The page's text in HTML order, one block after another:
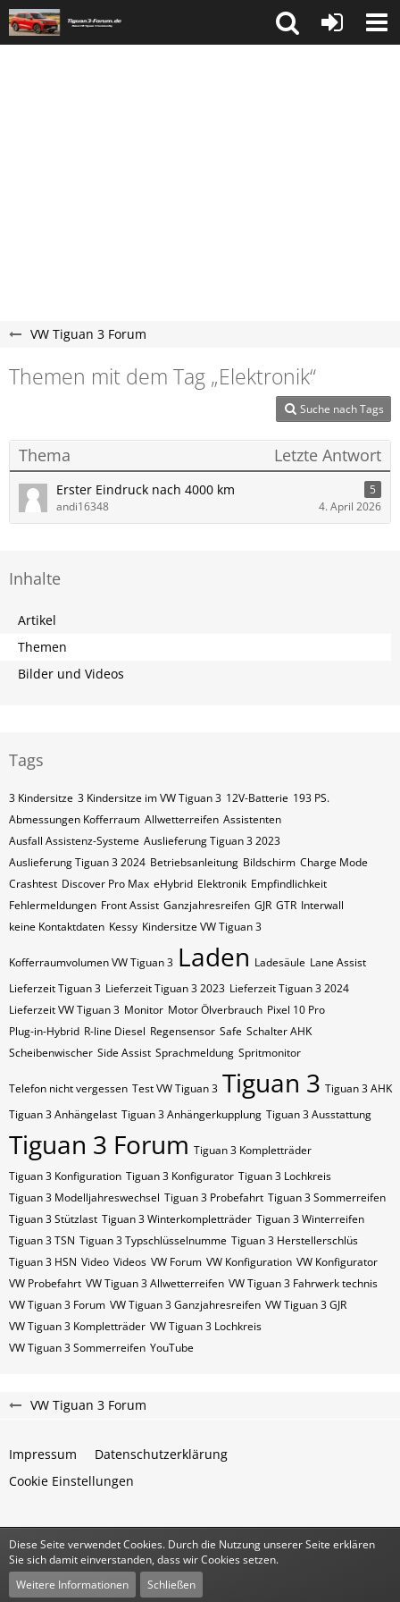
VW Tiguan 3 Forum
Themen mit dem Tag „Elektronik“
Suche nach Tags
Thema Letzte Antwort
Erster Eindruck nach 4000 km
5
andi16348
4. April 2026
Inhalte
Artikel
Themen
Bilder und Videos
Tags
3 Kindersitze 3 Kindersitze im VW Tiguan 3 12V-Batterie 193 PS.
Abmessungen Kofferraum Allwetterreifen Assistenten
Ausfall Assistenz-Systeme Auslieferung Tiguan 3 2023
Auslieferung Tiguan 3 2024 Betriebsanleitung Bildschirm Charge Mode
Crashtest Discover Pro Max eHybrid Elektronik Empfindlichkeit
Fehlermeldungen Front Assist Ganzjahresreifen GJR GTR Interwall
keine Kontaktdaten Kessy Kindersitze VW Tiguan 3
Kofferraumvolumen VW Tiguan 3 Laden Ladesäule Lane Assist
Lieferzeit Tiguan 3 Lieferzeit Tiguan 3 2023 Lieferzeit Tiguan 3 2024
Lieferzeit VW Tiguan 3 Monitor Motor Ölverbrauch Pixel 10 Pro
Plug-in-Hybrid R-line Diesel Regensensor Safe Schalter AHK
Scheibenwischer Side Assist Sprachmeldung Spritmonitor
Telefon nicht vergessen Test VW Tiguan 3 Tiguan 3 Tiguan 3 AHK
Tiguan 3 Anhängelast Tiguan 3 Anhängerkupplung Tiguan 3 Ausstattung
Tiguan 3 Forum Tiguan 3 Kompletträder
Tiguan 3 Konfiguration Tiguan 3 Konfigurator Tiguan 3 Lochkreis
Tiguan 3 Modelljahreswechsel Tiguan 3 Probefahrt Tiguan 3 Sommerreifen
Tiguan 3 Stützlast Tiguan 3 Winterkompletträder Tiguan 3 Winterreifen
Tiguan 3​​​​ TSN Tiguan 3​​​​ Typschlüsselnumme Tiguan 3​​​​​ Herstellerschlüs
Tiguan 3​​​​​ HSN Video Videos VW Forum VW Konfiguration VW Konfigurator
VW Probefahrt VW Tiguan 3 Allwetterreifen VW Tiguan 3 Fahrwerk technis
VW Tiguan 3 Forum VW Tiguan 3 Ganzjahresreifen VW Tiguan 3 GJR
VW Tiguan 3 Kompletträder VW Tiguan 3 Lochkreis
VW Tiguan 3 Sommerreifen YouTube
VW Tiguan 3 Forum
Impressum
Datenschutzerklärung
Cookie Einstellungen
Community-Software:WoltLab Suite™
Stil:Classicvon
Diese Seite verwendet Cookies. Durch die Nutzung unserer Seite erklären
Sie sich damit einverstanden, dass wir Cookies setzen.
Weitere Informationen
Schließen